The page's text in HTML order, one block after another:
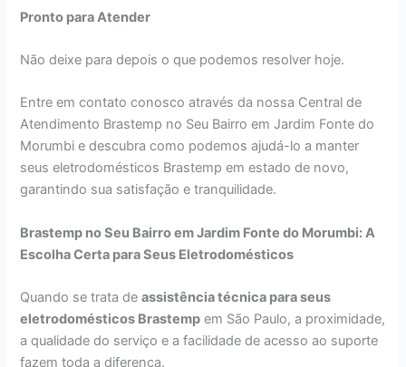
Pronto para Atender
Não deixe para depois o que podemos resolver hoje.
Entre em contato conosco através da nossa Central de
Atendimento Brastemp no Seu Bairro em Jardim Fonte do
Morumbi e descubra como podemos ajudá-lo a manter
seus eletrodomésticos Brastemp em estado de novo,
garantindo sua satisfação e tranquilidade.
Brastemp no Seu Bairro em Jardim Fonte do Morumbi: A
Escolha Certa para Seus Eletrodomésticos
Quando se trata deassistência técnica para seus
eletrodomésticos Brastemp em São Paulo, a proximidade,
a qualidade do serviço e a facilidade de acesso ao suporte
fazem toda a diferença.